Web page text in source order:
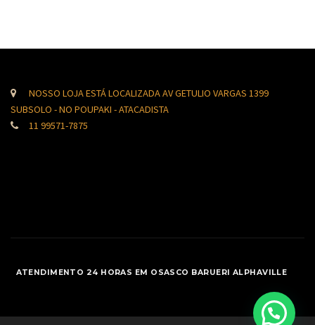
NOSSO LOJA ESTÁ LOCALIZADA AV GETULIO VARGAS 1399
SUBSOLO - NO POUPAKI - ATACADISTA
11 99571-7875
ATENDIMENTO 24 HORAS EM OSASCO BARUERI ALPHAVILLE